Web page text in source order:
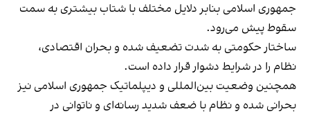
جمهوری اسلامی بنابر دلایل مختلف با شتاب بیشتری به سمت
سقوط پیش می‌رود.
ساختار حکومتی به شدت تضعیف شده و بحران اقتصادی،
نظام را در شرایط دشوار قرار داده است.
همچنین وضعیت بین‌المللی و دیپلماتیک جمهوری اسلامی نیز
بحرانی شده و نظام با ضعف شدید رسانه‌ای و ناتوانی در